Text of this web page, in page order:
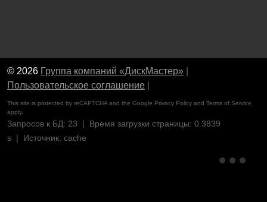
© 2026 Группа компаний «ДискМастер»
Пользовательское соглашение
This site is protected by reCAPTCHA and the Google Privacy Policy and Terms of Service
apply.
Запросов к БД: 23 | Время загрузки страницы: 0.3839
s | Источник: cache